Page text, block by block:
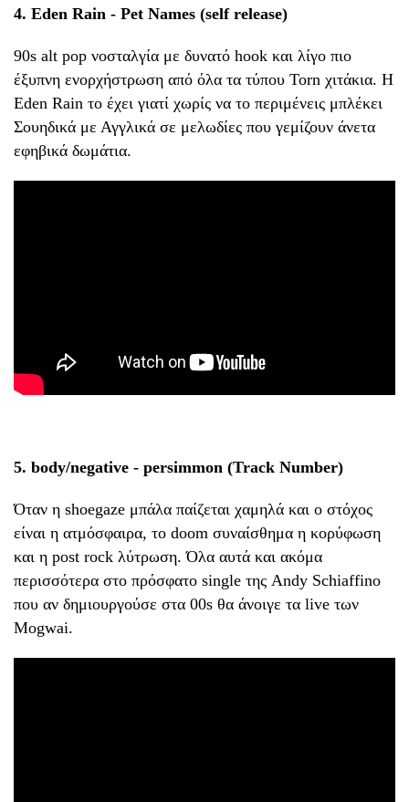
4. Eden Rain - Pet Names (self release)
90s alt pop νοσταλγία με δυνατό hook και λίγο πιο
έξυπνη ενορχήστρωση από όλα τα τύπου Torn χιτάκια. Η
Eden Rain το έχει γιατί χωρίς να το περιμένεις μπλέκει
Σουηδικά με Αγγλικά σε μελωδίες που γεμίζουν άνετα
εφηβικά δωμάτια.
5. body/negative - persimmon (Track Number)
Όταν η shoegaze μπάλα παίζεται χαμηλά και ο στόχος
είναι η ατμόσφαιρα, το doom συναίσθημα η κορύφωση
και η post rock λύτρωση. Όλα αυτά και ακόμα
περισσότερα στο πρόσφατο single της Andy Schiaffino
που αν δημιουργούσε στα 00s θα άνοιγε τα live των
Mogwai.